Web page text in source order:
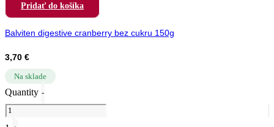
Pridať do košíka
Balviten digestive cranberry bez cukru 150g
3,70 €
Na sklade
Quantity -